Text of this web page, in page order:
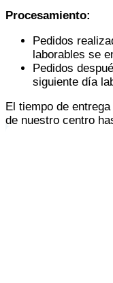
Procesamiento:
Pedidos
laborables se
Pedidos
siguiente día
El tiempo de
de nuestro centro